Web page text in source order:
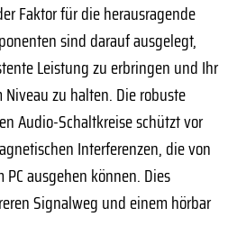
Faktor für die herausragende
sind darauf ausgelegt,
Leistung zu erbringen und Ihr
zu halten. Die robuste
Audio-Schaltkreise schützt vor
Interferenzen, die von
ausgehen können. Dies
Signalweg und einem hörbar